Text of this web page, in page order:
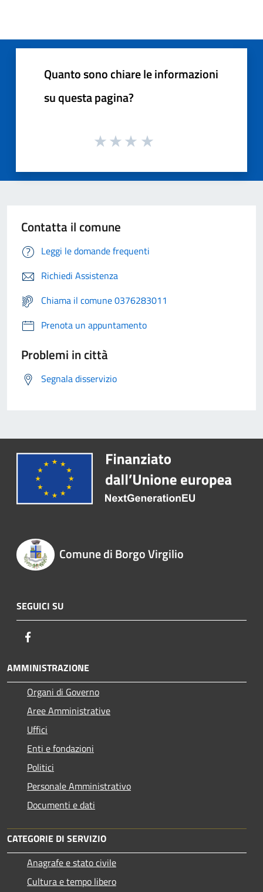
Quanto sono chiare le informazioni
su questa pagina?
Contatta il comune
Leggi le domande frequenti
Richiedi Assistenza
Chiama il comune 0376283011
Prenota un appuntamento
Problemi in città
Segnala disservizio
Comune di Borgo Virgilio
SEGUICI SU
AMMINISTRAZIONE
Organi di Governo
Aree Amministrative
Uffici
Enti e fondazioni
Politici
Personale Amministrativo
Documenti e dati
CATEGORIE DI SERVIZIO
Anagrafe e stato civile
Cultura e tempo libero